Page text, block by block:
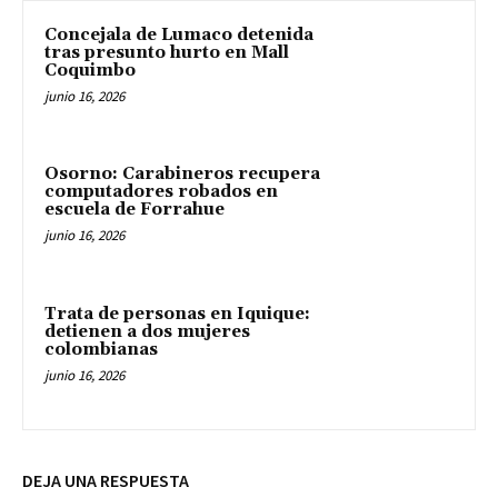
Concejala de Lumaco detenida
tras presunto hurto en Mall
Coquimbo
junio 16, 2026
Osorno: Carabineros recupera
computadores robados en
escuela de Forrahue
junio 16, 2026
Trata de personas en Iquique:
detienen a dos mujeres
colombianas
junio 16, 2026
DEJA UNA RESPUESTA